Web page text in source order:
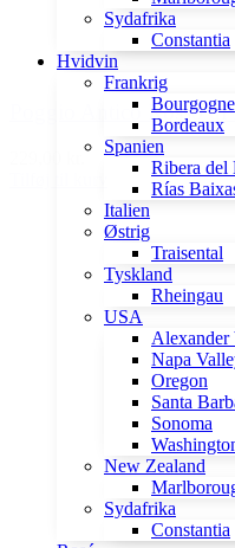
Sydafrika
Constantia
Hvidvin
Frankrig
Bourgogne
Bordeaux
Spanien
Ribera del
Rías
Italien
Østrig
Traisental
Tyskland
Rheingau
USA
Alexander
Napa
Oregon
Santa
Sonoma
New Zealand
Sydafrika
Constantia
Poggio Antico Rosso